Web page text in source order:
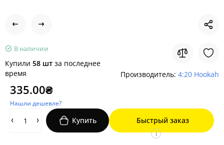
В наличии
Купили 58 шт за последнее
время
Производитель: 4:20 Hookah
335.00₴
Нашли дешевле?
Купить Быстрый заказ
i